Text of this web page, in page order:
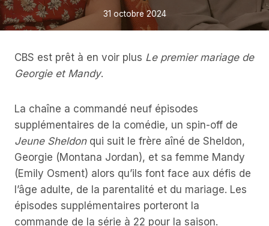
31 octobre 2024
CBS est prêt à en voir plus Le premier mariage de
Georgie et Mandy.
La chaîne a commandé neuf épisodes
supplémentaires de la comédie, un spin-off de
Jeune Sheldonqui suit le frère aîné de Sheldon,
Georgie (Montana Jordan), et sa femme Mandy
(Emily Osment) alors qu’ils font face aux défis de
l’âge adulte, de la parentalité et du mariage. Les
épisodes supplémentaires porteront la
commande de la série à 22 pour la saison.